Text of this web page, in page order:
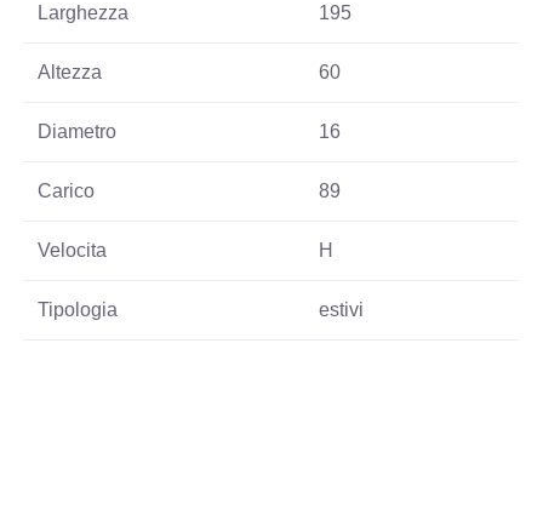
Larghezza 195
Altezza 60
Diametro 16
Carico 89
Velocita H
Tipologia estivi